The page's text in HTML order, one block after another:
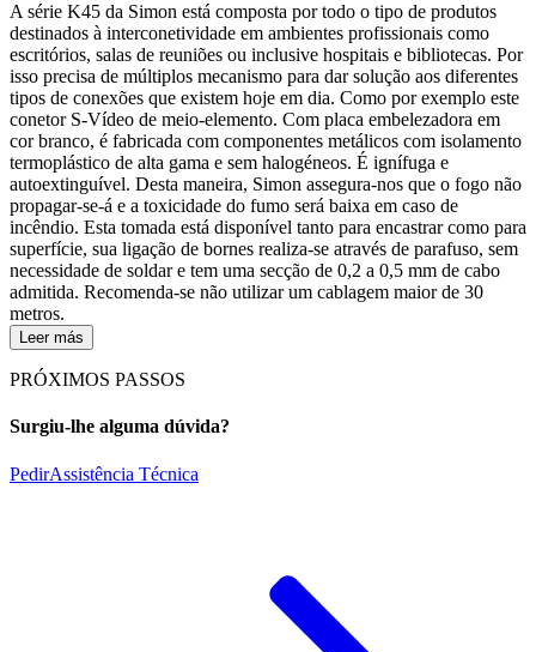
A série K45 da Simon está composta por todo o tipo de produtos
destinados à interconetividade em ambientes profissionais como
escritórios, salas de reuniões ou inclusive hospitais e bibliotecas. Por
isso precisa de múltiplos mecanismo para dar solução aos diferentes
tipos de conexões que existem hoje em dia. Como por exemplo este
conetor S-Vídeo de meio-elemento. Com placa embelezadora em
cor branco, é fabricada com componentes metálicos com isolamento
termoplástico de alta gama e sem halogéneos. É ignífuga e
autoextinguível. Desta maneira, Simon assegura-nos que o fogo não
propagar-se-á e a toxicidade do fumo será baixa em caso de
incêndio. Esta tomada está disponível tanto para encastrar como para
superfície, sua ligação de bornes realiza-se através de parafuso, sem
necessidade de soldar e tem uma secção de 0,2 a 0,5 mm de cabo
admitida. Recomenda-se não utilizar um cablagem maior de 30
metros.
Leer más
PRÓXIMOS PASSOS
Surgiu-lhe alguma dúvida?
PedirAssistência Técnica